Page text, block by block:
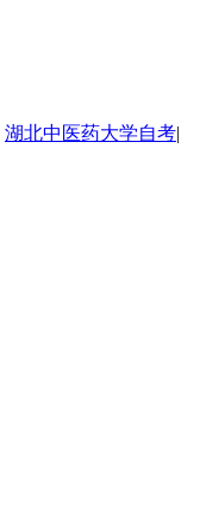
湖北中医药大学自考|